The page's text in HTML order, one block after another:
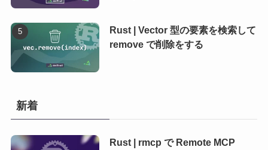
Rust | Vector 型の要素を検索して
remove で削除をする
新着
Rust | rmcp で Remote MCP